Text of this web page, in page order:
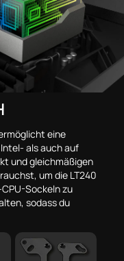
eine
als auch auf
und gleichmäßigen
um die LT240
Sockeln zu
sodass du